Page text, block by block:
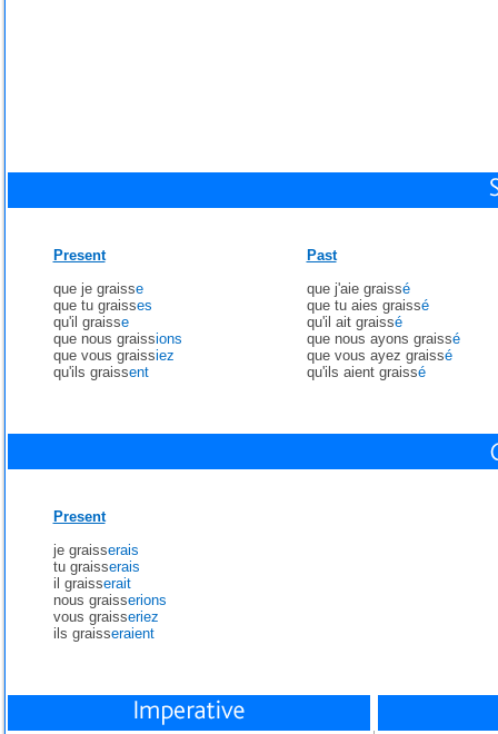
Present
que je graisse
que tu graisses
qu'il graisse
que nous graissions
que vous graissiez
qu'ils graissent
Past
que j'aie graissé
que tu aies graissé
qu'il ait graissé
que nous ayons graissé
que vous ayez graissé
qu'ils aient graissé
Present
je graisserais
tu graisserais
il graisserait
nous graisserions
vous graisseriez
ils graisseraient